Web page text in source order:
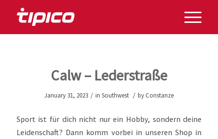
Calw – Lederstraße
January 31, 2023 / in Southwest / by Constanze
Sport ist für dich nicht nur ein Hobby, sondern deine
Leidenschaft? Dann komm vorbei in unseren Shop in